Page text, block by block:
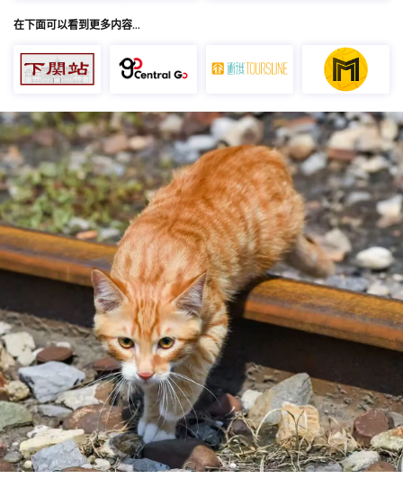
在下面可以看到更多内容…